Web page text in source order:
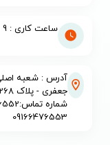
ساعت کاری : 9 الی20
آدرس : شعبه اصلی
جعفری - پلاک 268 - کد پستی: 6194914980
شماره تماس:09166476552
09166476553